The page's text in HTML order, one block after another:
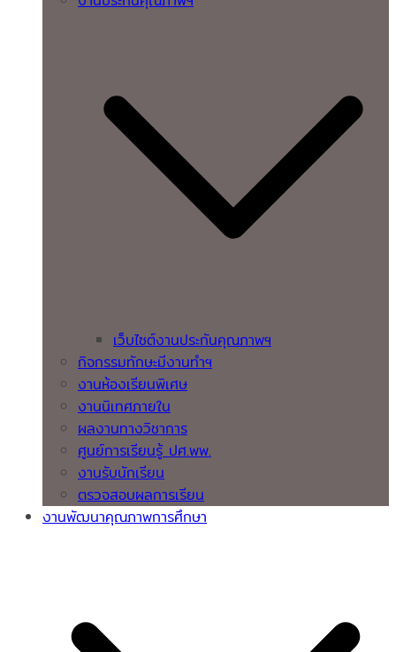
เว็บไซต์งานประกันคุณภาพฯ
กิจกรรมทักษะมีงานทำฯ
งานห้องเรียนพิเศษ
งานนิเทศภายใน
ผลงานทางวิชาการ
ศูนย์การเรียนรู้ ปศ.พพ.
งานรับนักเรียน
ตรวจสอบผลการเรียน
งานพัฒนาคุณภาพการศึกษา